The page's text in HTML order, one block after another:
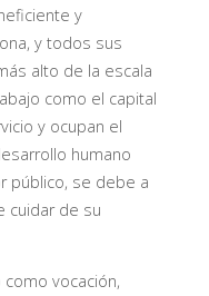
y
y todos sus
alto de la escala
como el capital
y ocupan el
humano
público, se debe a
cuidar de su
vocación,